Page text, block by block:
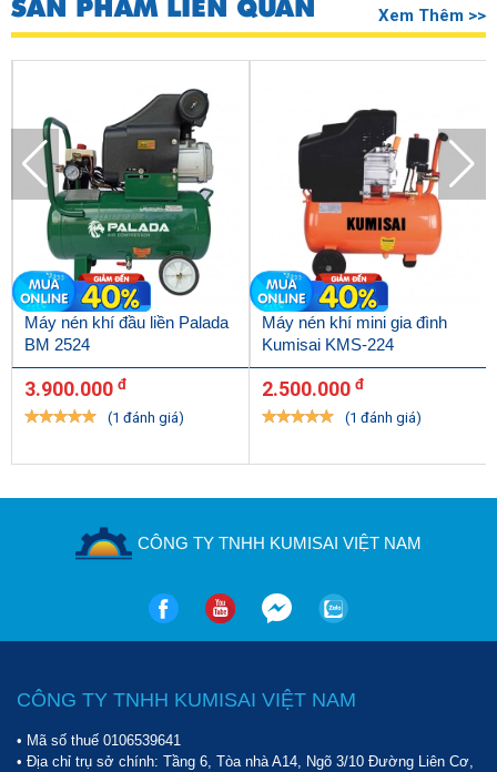
đầu máy giúp thiết bị di chuyển dễ dàng.
Lưu ý mắt thăm dầu để thay dầu máy
Để đảm bảo an toàn cho người dùng, thiết bị cũng như mọi người
không khí cao, không đặt tại nơi có nhiệt độ quá cao.
Không vẫn hành máy nén vượt quá áp lực khí định mức do
nhà sản xuất quy định.
mới di chuyển.
Định kỳ từ 20 - 30 phút tiến hành mở van xả nước dưới bình
Sử dụng khí nén để vệ sinh lọc gió định kỳ.
phù hợp, tránh gây lãng phí.
SẢN PHẨM LIÊN QUAN Xem Thêm >>
Máy nén khí đầu liền Palada
BM 2524
3.900.000 đ
(1 đánh giá)
Máy nén khí mini gia đình
Kumisai KMS-224
2.500.000 đ
(1 đánh giá)
CÔNG TY TNHH KUMISAI VIỆT NAM
CÔNG TY TNHH KUMISAI VIỆT NAM
• Mã số thuế 0106539641
• Địa chỉ trụ sở chính: Tầng 6, Tòa nhà A14, Ngõ 3/10 Đường Liên Cơ,